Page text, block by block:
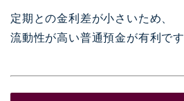
定期との金利差が小さいため、
流動性が高い普通預金が有利です